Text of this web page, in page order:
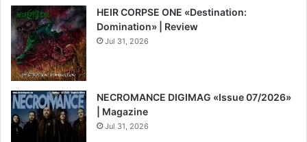
8
HEIR CORPSE ONE «Destination:
Domination» | Review
Jul 31, 2026
NECROMANCE DIGIMAG «Issue 07/2026»
| Magazine
Jul 31, 2026